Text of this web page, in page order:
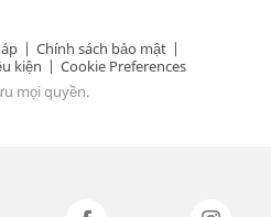
| Chính sách bảo mật |
kiện | Cookie Preferences
mọi quyền.